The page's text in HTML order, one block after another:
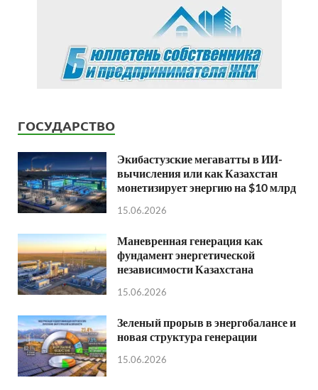
ГОСУДАРСТВО
Экибастузские мегаватты в ИИ-
вычисления или как Казахстан
монетизирует энергию на $10 млрд
15.06.2026
Маневренная генерация как
фундамент энергетической
независимости Казахстана
15.06.2026
Зеленый прорыв в энергобалансе и
новая структура генерации
15.06.2026